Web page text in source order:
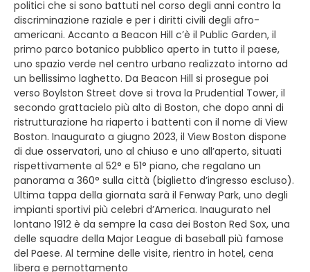
politici che si sono battuti nel corso degli anni contro la
discriminazione raziale e per i diritti civili degli afro-
americani. Accanto a Beacon Hill c’è il Public Garden, il
primo parco botanico pubblico aperto in tutto il paese,
uno spazio verde nel centro urbano realizzato intorno ad
un bellissimo laghetto. Da Beacon Hill si prosegue poi
verso Boylston Street dove si trova la Prudential Tower, il
secondo grattacielo più alto di Boston, che dopo anni di
ristrutturazione ha riaperto i battenti con il nome di View
Boston. Inaugurato a giugno 2023, il View Boston dispone
di due osservatori, uno al chiuso e uno all’aperto, situati
rispettivamente al 52° e 51° piano, che regalano un
panorama a 360° sulla città (biglietto d’ingresso escluso).
Ultima tappa della giornata sarà il Fenway Park, uno degli
impianti sportivi più celebri d’America. Inaugurato nel
lontano 1912 è da sempre la casa dei Boston Red Sox, una
delle squadre della Major League di baseball più famose
del Paese. Al termine delle visite, rientro in hotel, cena
libera e pernottamento